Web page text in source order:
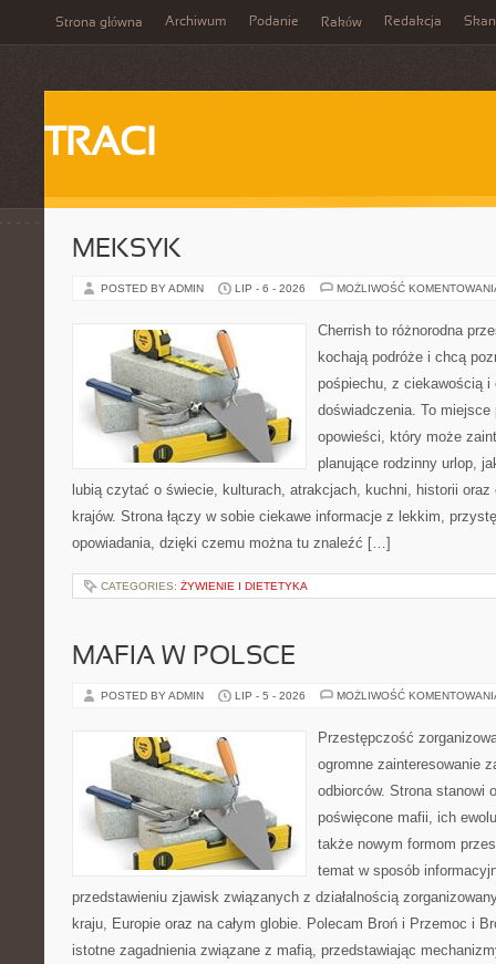
Strona główna Archiwum Podanie Raków Redakcja
TRACI
MEKSYK
POSTED BY ADMIN LIP - 6 - 2026 MOŻLIWOŚĆ
Cherrish to różnorodna
kochają podróże i chcą
pośpiechu, z ciekawością i
doświadczenia. To miejsce
opowieści, który może
planujące rodzinny urlop,
lubią czytać o świecie, kulturach, atrakcjach, kuchni, historii
krajów. Strona łączy w sobie ciekawe informacje z lekkim,
opowiadania, dzięki czemu można tu znaleźć […]
CATEGORIES: ŻYWIENIE I DIETETYKA
MAFIA W POLSCE
POSTED BY ADMIN LIP - 5 - 2026 MOŻLIWOŚĆ
Przestępczość
ogromne zainteresowanie
odbiorców. Strona stanowi
poświęcone mafii, ich
także nowym formom
temat w sposób
przedstawieniu zjawisk związanych z działalnością
kraju, Europie oraz na całym globie. Polecam Broń i Przemoc i
istotne zagadnienia związane z mafią, przedstawiając